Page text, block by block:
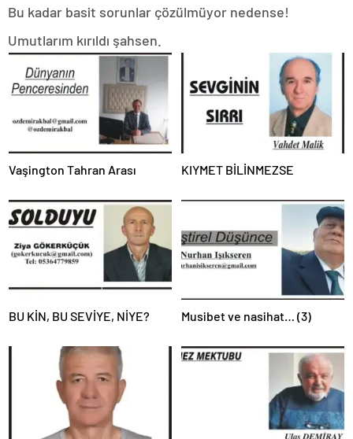
Bu kadar basit sorunlar çözülmüyor nedense!
Umutlarım kırıldı şahsen.
Vaşington Tahran Arası KIYMET BİLİNMEZSE
BU KİN, BU SEVİYE, NİYE? Musibet ve nasihat… (3)